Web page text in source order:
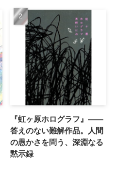
『虹ヶ原ホログラフ』——
答えのない難解作品。人間
の愚かさを問う、深淵なる
黙示録